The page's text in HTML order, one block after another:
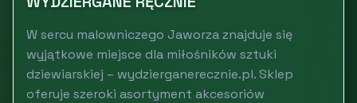
W sercu malowniczego Jaworza znajduje się
wyjątkowe miejsce dla miłośników sztuki
dziewiarskiej – wydzierganerecznie.pl. Sklep
oferuje szeroki asortyment akcesoriów